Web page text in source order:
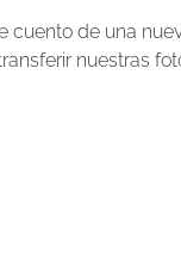
cuento de una
nuestras